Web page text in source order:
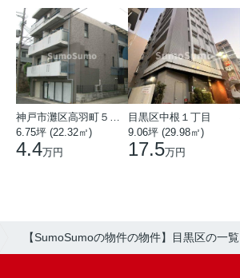
6.75坪 (22.32㎡)
4.4万円
目黒区中根１丁目
9.06坪 (29.98㎡)
17.5万円
【SumoSumoの物件の物件】目黒区の一覧